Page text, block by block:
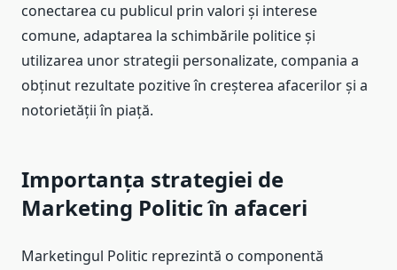
conectarea cu publicul prin valori și interese
comune, adaptarea la schimbările politice și
utilizarea unor strategii personalizate, compania a
obținut rezultate pozitive în creșterea afacerilor și a
notorietății în piață.
Importanța strategiei de
Marketing Politic în afaceri
Marketingul Politic reprezintă o componentă